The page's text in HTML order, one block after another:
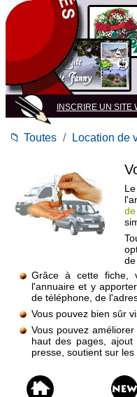
INSCRIRE UN
📁 Toutes / Location de
de
Grâce à cette fiche,
l'annuaire et y
de téléphone, de
Vous pouvez bien sûr
Vous pouvez
haut des pages,
presse, soutient sur